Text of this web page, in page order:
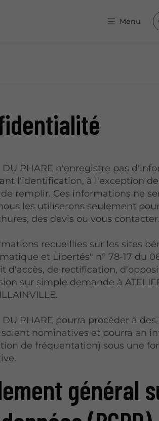
Menu
DU PHARE n'enregistre pas
l'identification, à l'exception
remplir. Ces informations ne
les utiliserons seulement
des devis ou vous contacter.
recueillies sur les sites
et Libertés" n° 78-17 du
d'accès, de rectification,
sur simple demande à
DU PHARE pourra procéder à
nominatives et pourra en
de fréquentation) sous une